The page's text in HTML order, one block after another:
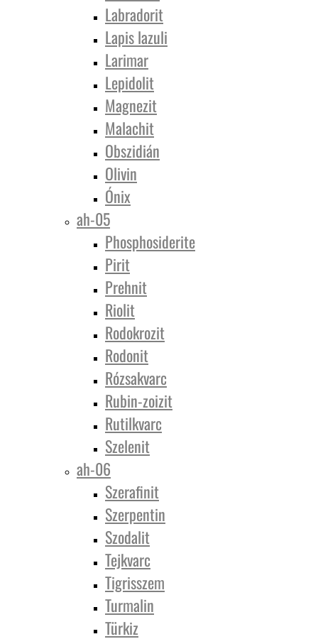
Labradorit
Lapis lazuli
Larimar
Lepidolit
Magnezit
Malachit
Obszidián
Olivin
Ónix
ah-05
Phosphosiderite
Pirit
Prehnit
Riolit
Rodokrozit
Rodonit
Rózsakvarc
Rubin-zoizit
Rutilkvarc
Szelenit
ah-06
Szerafinit
Szerpentin
Szodalit
Tejkvarc
Tigrisszem
Turmalin
Türkiz